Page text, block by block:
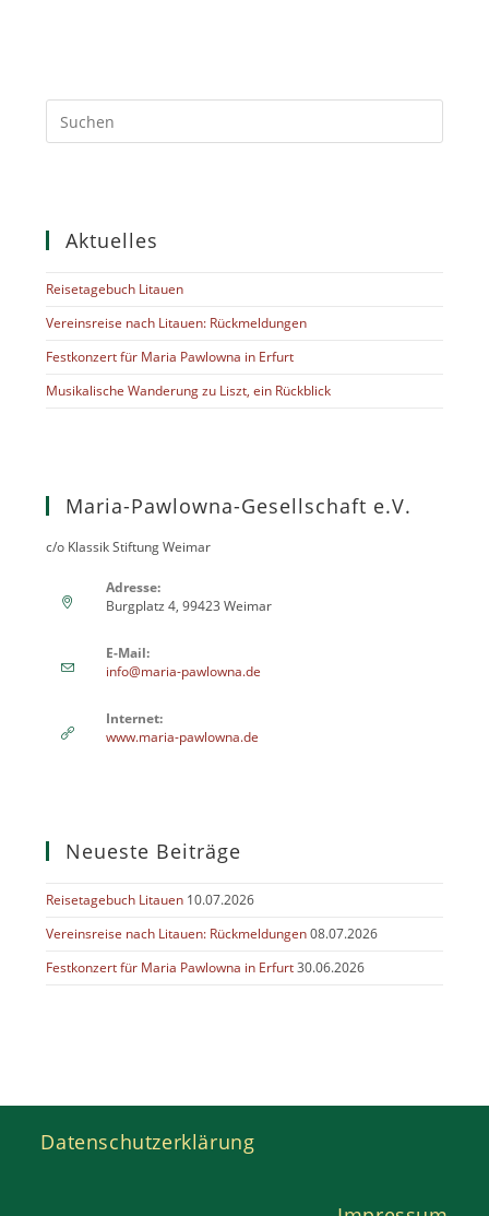
Aktuelles
Reisetagebuch Litauen
Vereinsreise nach Litauen: Rückmeldungen
Festkonzert für Maria Pawlowna in Erfurt
Musikalische Wanderung zu Liszt, ein Rückblick
Maria-Pawlowna-Gesellschaft e.V.
c/o Klassik Stiftung Weimar
Adresse:
Burgplatz 4, 99423 Weimar
E-Mail:
info@maria-pawlowna.de
Internet:
www.maria-pawlowna.de
Neueste Beiträge
Reisetagebuch Litauen 10.07.2026
Vereinsreise nach Litauen: Rückmeldungen 08.07.2026
Festkonzert für Maria Pawlowna in Erfurt 30.06.2026
Datenschutzerklärung